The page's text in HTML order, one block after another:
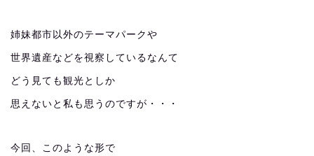
姉妹都市以外のテーマパークや
世界遺産などを視察しているなんて
どう見ても観光としか
思えないと私も思うのですが・・・
今回、このような形で